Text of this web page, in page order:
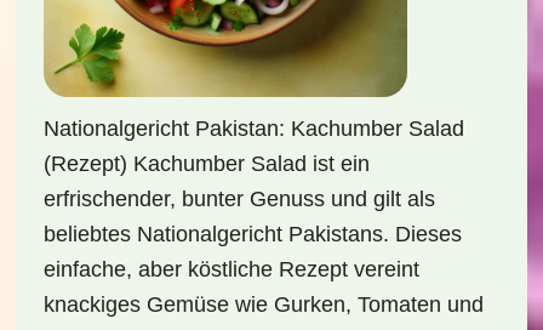
Nationalgericht Pakistan: Kachumber Salad
(Rezept) Kachumber Salad ist ein
erfrischender, bunter Genuss und gilt als
beliebtes Nationalgericht Pakistans. Dieses
einfache, aber köstliche Rezept vereint
knackiges Gemüse wie Gurken, Tomaten und